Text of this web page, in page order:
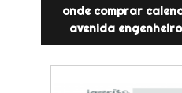
onde comprar
avenida